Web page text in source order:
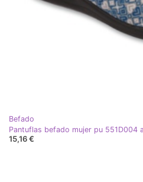
Befado
Pantuflas befado mujer pu 551D004
15,16 €